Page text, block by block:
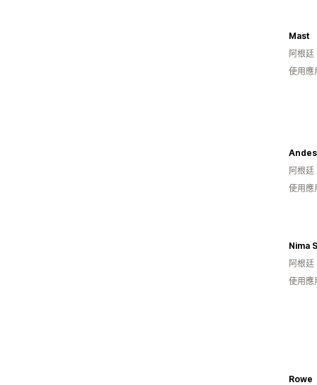
Mast
阿根廷
使用應
阿根廷
使用應
Nima
阿根廷
使用應
Rowe